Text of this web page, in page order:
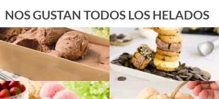
NOS GUSTAN TODOS LOS HELADOS